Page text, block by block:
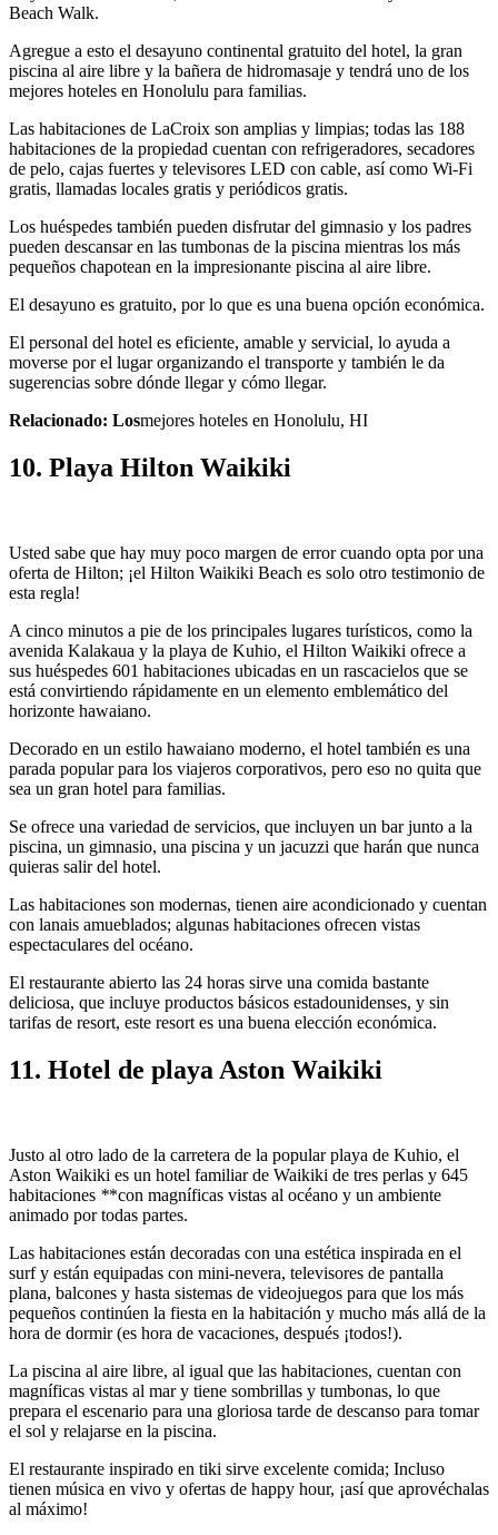
Beach Walk.
Agregue a esto el desayuno continental gratuito del hotel, la gran
piscina al aire libre y la bañera de hidromasaje y tendrá uno de los
mejores hoteles en Honolulu para familias.
Las habitaciones de LaCroix son amplias y limpias; todas las 188
habitaciones de la propiedad cuentan con refrigeradores, secadores
de pelo, cajas fuertes y televisores LED con cable, así como Wi-Fi
gratis, llamadas locales gratis y periódicos gratis.
Los huéspedes también pueden disfrutar del gimnasio y los padres
pueden descansar en las tumbonas de la piscina mientras los más
pequeños chapotean en la impresionante piscina al aire libre.
El desayuno es gratuito, por lo que es una buena opción económica.
El personal del hotel es eficiente, amable y servicial, lo ayuda a
moverse por el lugar organizando el transporte y también le da
sugerencias sobre dónde llegar y cómo llegar.
Relacionado: Losmejores hoteles en Honolulu, HI
10. Playa Hilton Waikiki
Usted sabe que hay muy poco margen de error cuando opta por una
oferta de Hilton; ¡el Hilton Waikiki Beach es solo otro testimonio de
esta regla!
A cinco minutos a pie de los principales lugares turísticos, como la
avenida Kalakaua y la playa de Kuhio, el Hilton Waikiki ofrece a
sus huéspedes 601 habitaciones ubicadas en un rascacielos que se
está convirtiendo rápidamente en un elemento emblemático del
horizonte hawaiano.
Decorado en un estilo hawaiano moderno, el hotel también es una
parada popular para los viajeros corporativos, pero eso no quita que
sea un gran hotel para familias.
Se ofrece una variedad de servicios, que incluyen un bar junto a la
piscina, un gimnasio, una piscina y un jacuzzi que harán que nunca
quieras salir del hotel.
Las habitaciones son modernas, tienen aire acondicionado y cuentan
con lanais amueblados; algunas habitaciones ofrecen vistas
espectaculares del océano.
El restaurante abierto las 24 horas sirve una comida bastante
deliciosa, que incluye productos básicos estadounidenses, y sin
tarifas de resort, este resort es una buena elección económica.
11. Hotel de playa Aston Waikiki
Justo al otro lado de la carretera de la popular playa de Kuhio, el
Aston Waikiki es un hotel familiar de Waikiki de tres perlas y 645
habitaciones **con magníficas vistas al océano y un ambiente
animado por todas partes.
Las habitaciones están decoradas con una estética inspirada en el
surf y están equipadas con mini-nevera, televisores de pantalla
plana, balcones y hasta sistemas de videojuegos para que los más
pequeños continúen la fiesta en la habitación y mucho más allá de la
hora de dormir (es hora de vacaciones, después ¡todos!).
La piscina al aire libre, al igual que las habitaciones, cuentan con
magníficas vistas al mar y tiene sombrillas y tumbonas, lo que
prepara el escenario para una gloriosa tarde de descanso para tomar
el sol y relajarse en la piscina.
El restaurante inspirado en tiki sirve excelente comida; Incluso
tienen música en vivo y ofertas de happy hour, ¡así que aprovéchalas
al máximo!